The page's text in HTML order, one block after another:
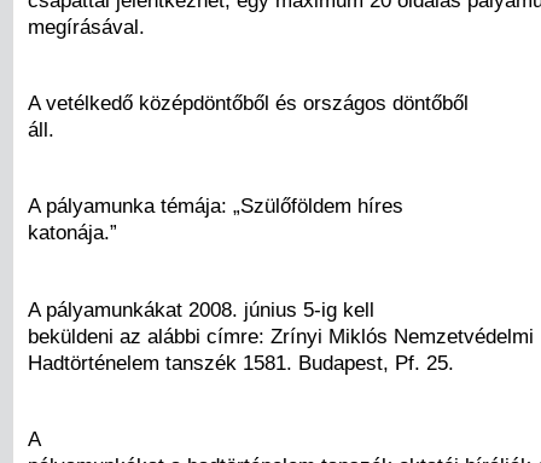
megírásával.
A vetélkedő középdöntőből és országos döntőből
áll.
A pályamunka témája: „Szülőföldem híres
katonája.”
A pályamunkákat 2008. június 5-ig kell
beküldeni az alábbi címre: Zrínyi Miklós Nemzetvédelmi
Hadtörténelem tanszék 1581. Budapest, Pf. 25.
A